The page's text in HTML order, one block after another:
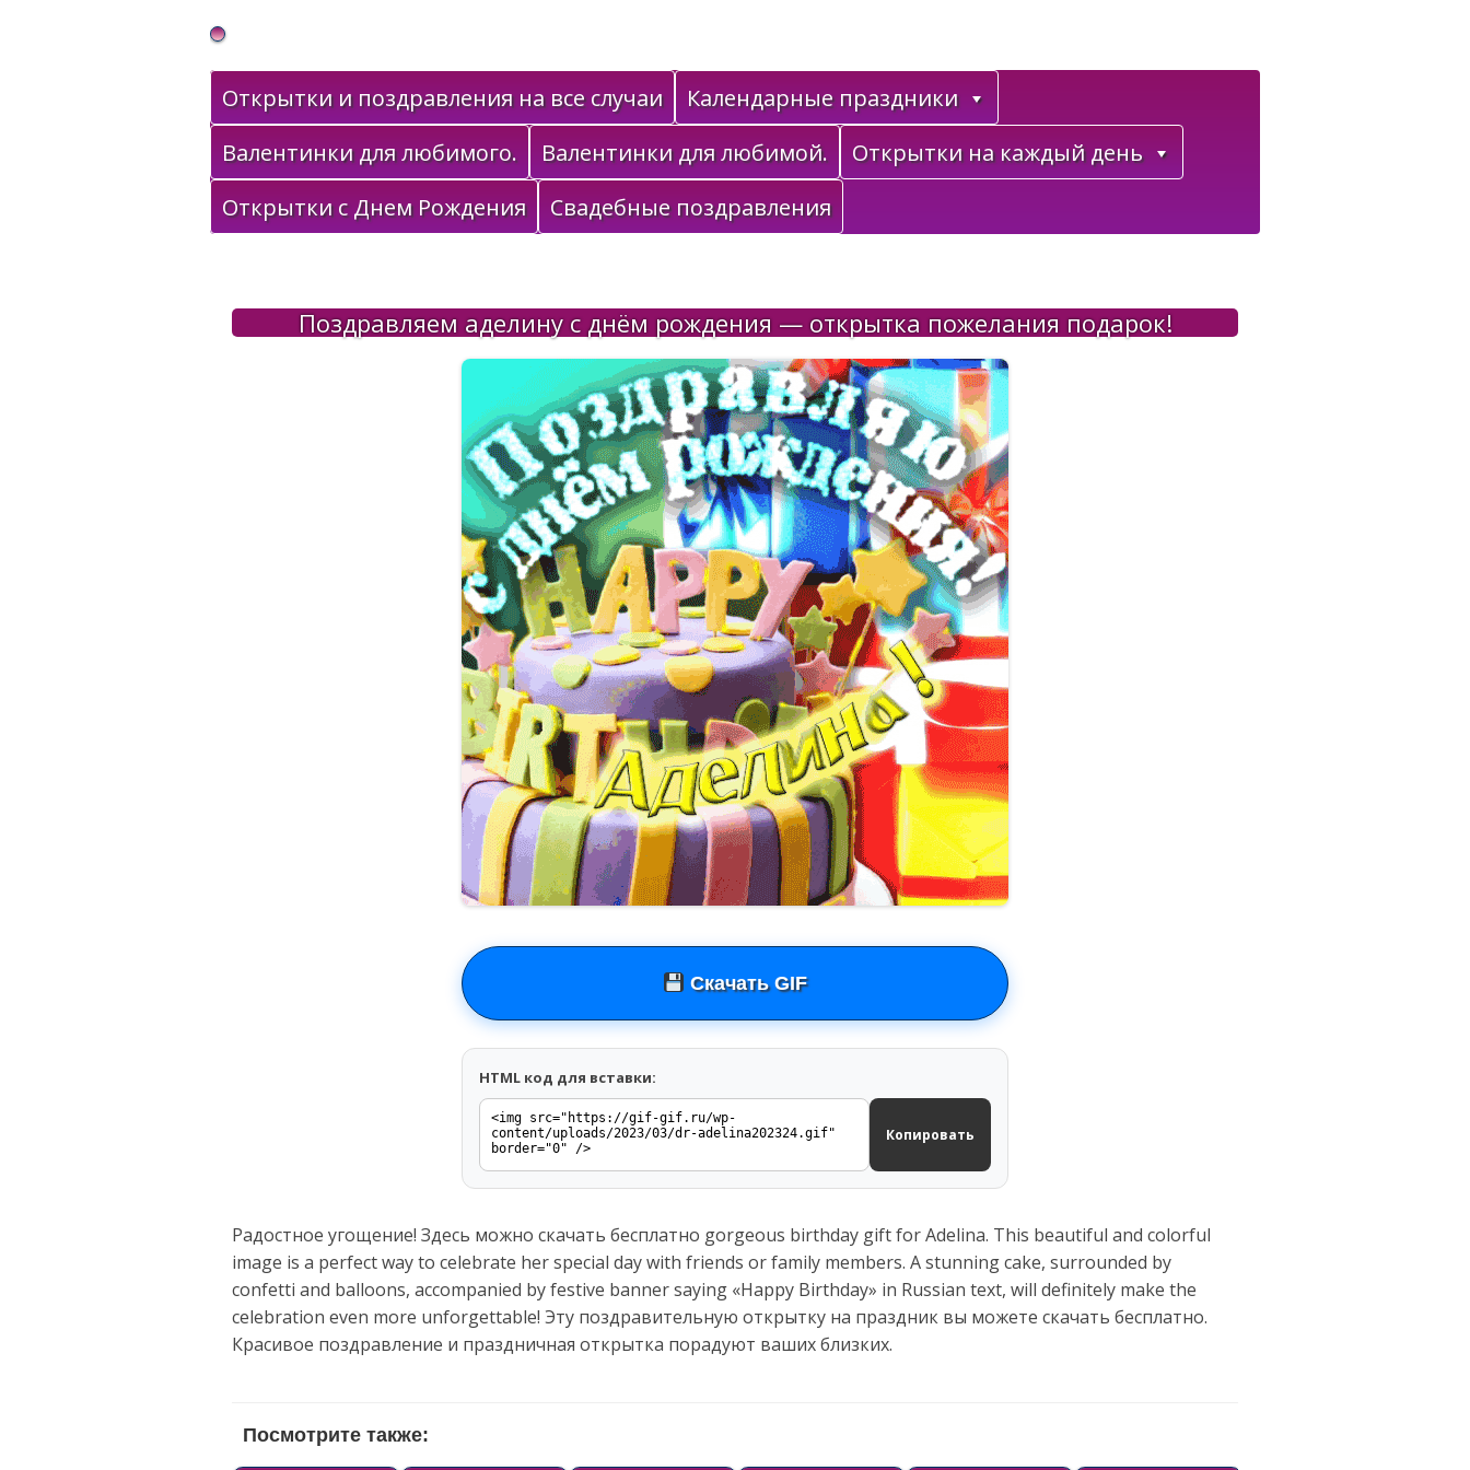
Gif Открытки в подарок
Открытки и поздравления на все случаи
Календарные праздники
Валентинки для любимого.
Валентинки для любимой.
Открытки на каждый день
Открытки с Днем Рождения
Свадебные поздравления
Поздравляем аделину с днём рождения — открытка пожелания подарок!
Скачать GIF
HTML код для вставки:
Копировать
Радостное угощение! Здесь можно скачать бесплатно gorgeous birthday gift for Adelina. This beautiful and colorful
image is a perfect way to celebrate her special day with friends or family members. A stunning cake, surrounded by
confetti and balloons, accompanied by festive banner saying «Happy Birthday» in Russian text, will definitely make the
celebration even more unforgettable! Эту поздравительную открытку на праздник вы можете скачать бесплатно.
Красивое поздравление и праздничная открытка порадуют ваших близких.
Посмотрите также: